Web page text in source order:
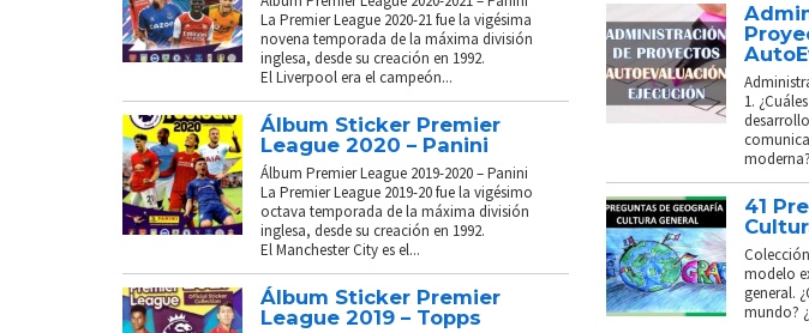
La Premier League 2020-21 fue la vigésima
novena temporada de la máxima división
inglesa, desde su creación en 1992.
El Liverpool era el campeón...
Álbum Sticker Premier
League 2020 – Panini
Álbum Premier League 2019-2020 – Panini
La Premier League 2019-20 fue la vigésimo
octava temporada de la máxima división
inglesa, desde su creación en 1992.
El Manchester City es el...
Álbum Sticker Premier
League 2019 – Topps
1.
41
modelo
general.
mundo?